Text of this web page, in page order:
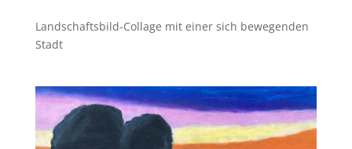
Landschaftsbild-Collage mit einer sich bewegenden
Stadt